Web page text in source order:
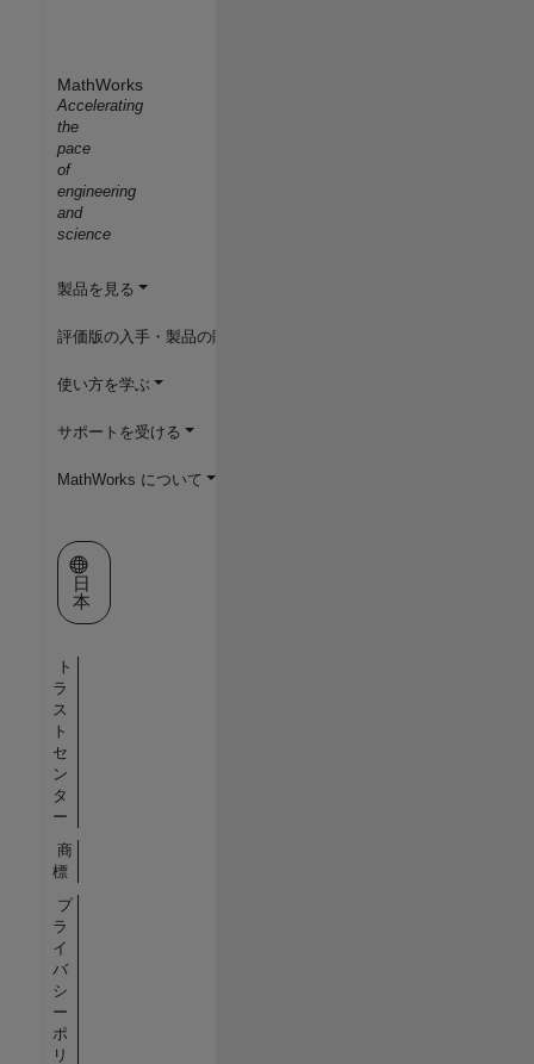
MathWorks
Accelerating
the
pace
of
engineering
and
science
製品を見る
評価版の入手・製品の購入
使い方を学ぶ
サポートを受ける
MathWorks について
Web サイトの選択
日
本
ト
ラ
ス
ト
セ
ン
タ
ー
商
標
プ
ラ
イ
バ
シ
ー
ポ
リ